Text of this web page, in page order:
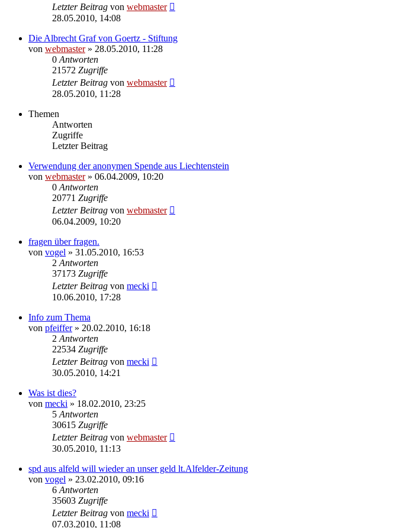
Letzter Beitrag von webmaster
28.05.2010, 14:08
Die Albrecht Graf von Goertz - Stiftung
von webmaster» 28.05.2010, 11:28
0 Antworten
21572 Zugriffe
Letzter Beitrag von webmaster
28.05.2010, 11:28
Themen
Antworten
Zugriffe
Letzter Beitrag
Verwendung der anonymen Spende aus Liechtenstein
von webmaster» 06.04.2009, 10:20
0 Antworten
20771 Zugriffe
Letzter Beitrag von webmaster
06.04.2009, 10:20
fragen über fragen.
von vogel » 31.05.2010, 16:53
2 Antworten
37173 Zugriffe
Letzter Beitrag von mecki
10.06.2010, 17:28
Info zum Thema
von pfeiffer» 20.02.2010, 16:18
2 Antworten
22534 Zugriffe
Letzter Beitrag von mecki
30.05.2010, 14:21
Was ist dies?
von mecki » 18.02.2010, 23:25
5 Antworten
30615 Zugriffe
Letzter Beitrag von webmaster
30.05.2010, 11:13
spd aus alfeld will wieder an unser geld lt.Alfelder-Zeitung
von vogel » 23.02.2010, 09:16
6 Antworten
35603 Zugriffe
Letzter Beitrag von mecki
07.03.2010, 11:08